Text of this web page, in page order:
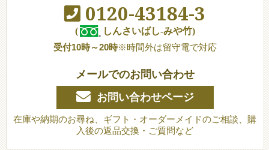
0120-43184-3
(
しんさいばし-みや竹)
受付10時～20時※時間外は留守電で対応
メールでのお問い合わせ
お問い合わせページ
在庫や納期のお尋ね、ギフト・オーダーメイドのご相談、購
入後の返品交換・ご質問など